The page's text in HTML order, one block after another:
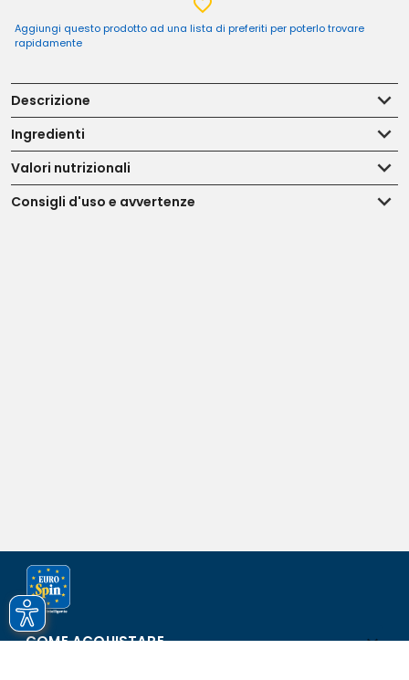
Aggiungi questo prodotto ad una lista di preferiti per poterlo trovare
rapidamente
Descrizione
Ingredienti
Valori nutrizionali
Consigli d'uso e avvertenze
COME ACQUISTARE